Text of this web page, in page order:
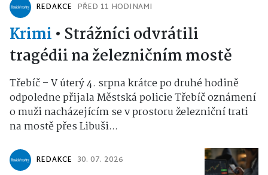
REDAKCE PŘED 11 HODINAMI
Krimi • Strážníci odvrátili
tragédii na železničním mostě
Třebíč – V úterý 4. srpna krátce po druhé hodině
odpoledne přijala Městská policie Třebíč oznámení
o muži nacházejícím se v prostoru železniční trati
na mostě přes Libuši...
REDAKCE 30. 07. 2026